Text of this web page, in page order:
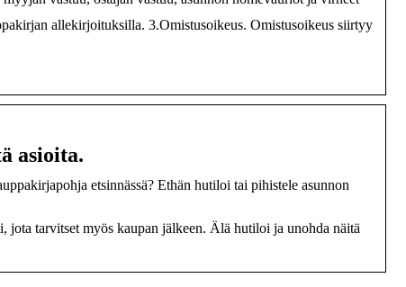
allekirjoituksilla. 3.Omistusoikeus. Omistusoikeus siirtyy
asioita.
etsinnässä? Ethän hutiloi tai pihistele asunnon
jota tarvitset myös kaupan jälkeen. Älä hutiloi ja unohda näitä